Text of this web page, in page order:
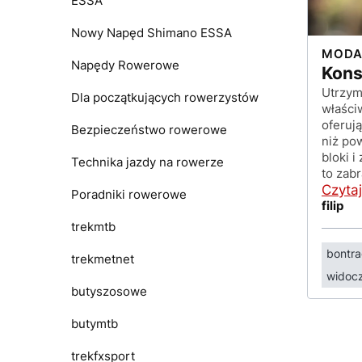
Nowy Napęd Shimano ESSA
Napędy Rowerowe
Dla początkujących rowerzystów
Bezpieczeństwo rowerowe
Technika jazdy na rowerze
Poradniki rowerowe
trekmtb
trekmetnet
butyszosowe
butymtb
trekfxsport
niż
bloki i
to
filip